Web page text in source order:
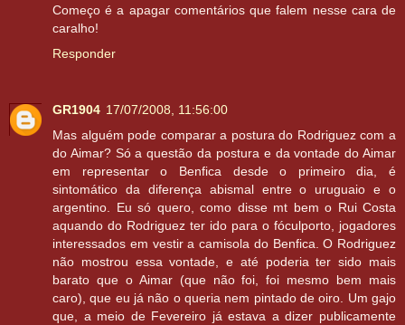
Começo é a apagar comentários que falem nesse cara de
caralho!
Responder
GR1904 17/07/2008, 11:56:00
Mas alguém pode comparar a postura do Rodriguez com a
do Aimar? Só a questão da postura e da vontade do Aimar
em representar o Benfica desde o primeiro dia, é
sintomático da diferença abismal entre o uruguaio e o
argentino. Eu só quero, como disse mt bem o Rui Costa
aquando do Rodriguez ter ido para o fóculporto, jogadores
interessados em vestir a camisola do Benfica. O Rodriguez
não mostrou essa vontade, e até poderia ter sido mais
barato que o Aimar (que não foi, foi mesmo bem mais
caro), que eu já não o queria nem pintado de oiro. Um gajo
que, a meio de Fevereiro já estava a dizer publicamente